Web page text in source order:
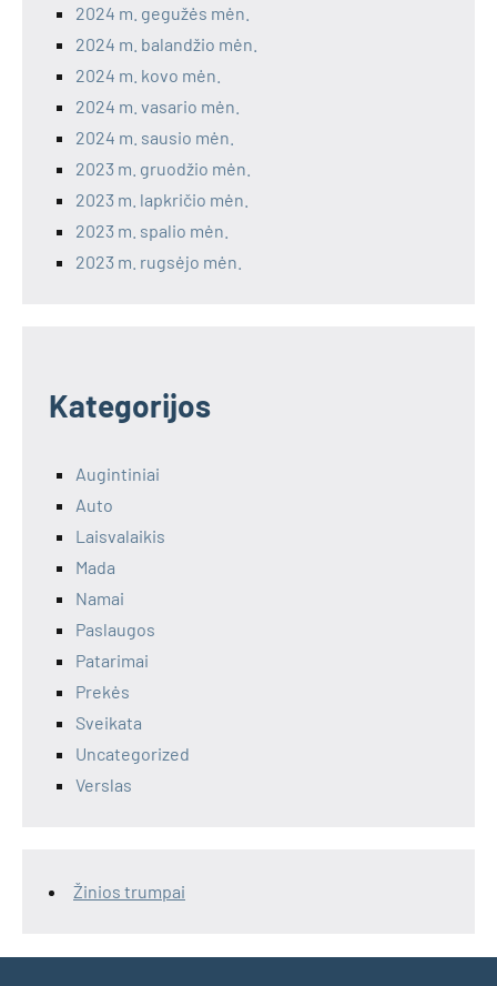
2024 m. gegužės mėn.
2024 m. balandžio mėn.
2024 m. kovo mėn.
2024 m. vasario mėn.
2024 m. sausio mėn.
2023 m. gruodžio mėn.
2023 m. lapkričio mėn.
2023 m. spalio mėn.
2023 m. rugsėjo mėn.
Kategorijos
Augintiniai
Auto
Laisvalaikis
Mada
Namai
Paslaugos
Patarimai
Prekės
Sveikata
Uncategorized
Verslas
Žinios trumpai